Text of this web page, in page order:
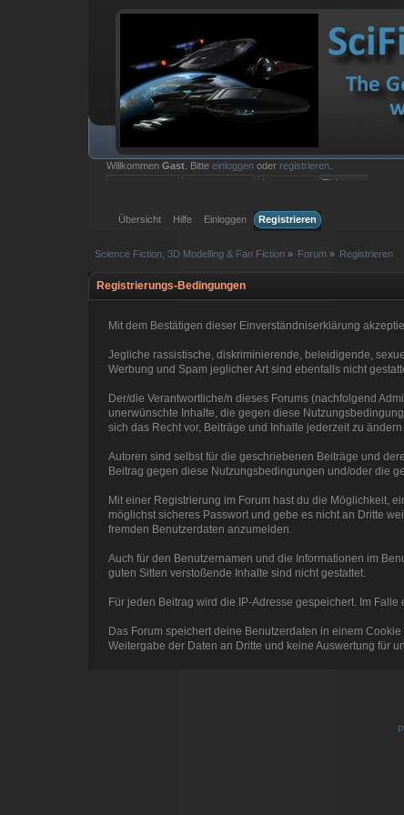
WillkommenGast . Bitteeinloggen oder registrieren
Übersicht
Hilfe Einloggen Registrieren
Science Fiction, 3D Modelling & Fan Fiction» Forum » Registrieren
Registrierungs-Bedingungen
Mit dem Bestätigen dieser Einverständniserklärung
Jegliche rassistische, diskriminierende, beleidigende,
Werbung und Spam jeglicher Art sind ebenfalls nicht
Der/die Verantwortliche/n dieses Forums (nachfolgend
unerwünschte Inhalte, die gegen diese
sich das Recht vor, Beiträge und Inhalte jederzeit zu
Autoren sind selbst für die geschriebenen Beiträge und
Beitrag gegen diese Nutzungsbedingungen und/oder die
Mit einer Registrierung im Forum hast du die Möglichkeit,
möglichst sicheres Passwort und gebe es nicht an Dritte
fremden Benutzerdaten anzumelden.
Auch für den Benutzernamen und die Informationen im
guten Sitten verstoßende Inhalte sind nicht gestattet.
Für jeden Beitrag wird die IP-Adresse gespeichert. Im
Das Forum speichert deine Benutzerdaten in einem
Weitergabe der Daten an Dritte und keine Auswertung für